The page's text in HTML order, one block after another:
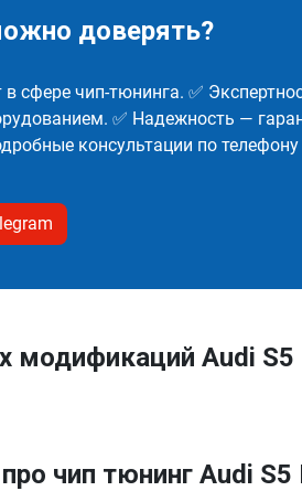
доверять?
в сфере чип-тюнинга. ✅
✅ Надежность —
консультации по
модификаций Audi S5
чип тюнинг Audi